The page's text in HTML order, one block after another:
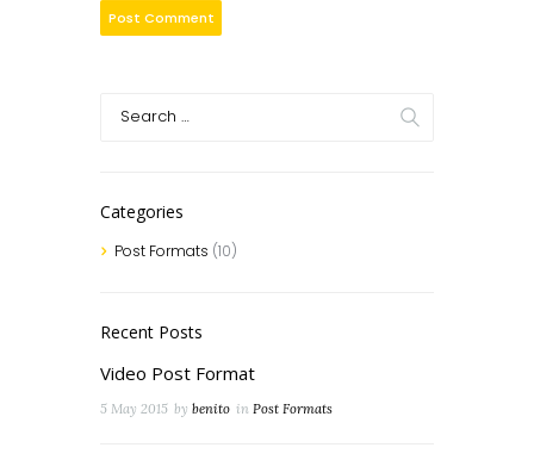
Categories
Post Formats (10)
Recent Posts
Video Post Format
5 May 2015 by benito in Post Formats